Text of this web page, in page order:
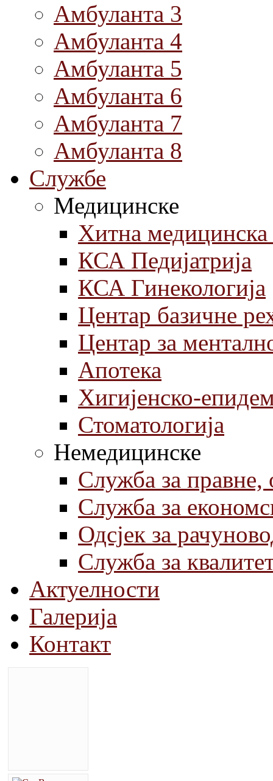
Амбуланта 3
Амбуланта 4
Амбуланта 5
Амбуланта 6
Амбуланта 7
Амбуланта 8
Службе
Медицинске
Хитна
КСА Педијатрија
КСА Гинекологија
Центар базичне
Центар за
Aпотека
Хигијенско-
Стоматологија
Немедицинске
Служба за правне,
Служба за
Одсјек за
Служба за
Актуелности
Галерија
Контакт